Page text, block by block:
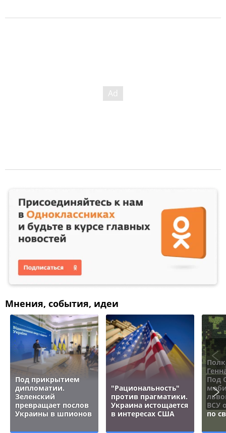
Мнения, события, идеи
Под прикрытием
дипломатии.
Зеленский
превращает послов
Украины в шпионов
"Рациональность"
против прагматики.
Украина истощается
в интересах США
Под
ВСУ
по